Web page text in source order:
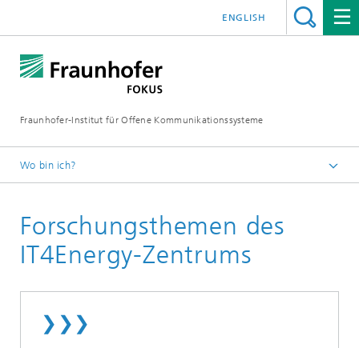
Fraunhofer-Institut für Offene Kommunikationssysteme
ENGLISH
Wo bin ich?
Quality Engineering
IT4Energy-Zentrum
Forschungsthemen des
IT4Energy-Zentrums
❯❯❯